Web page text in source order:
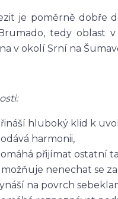
je poměrně dobře
tedy oblast
v okolí Srní na
hluboký klid k
harmonii,
přijímat ostatní
nenechat se
na povrch